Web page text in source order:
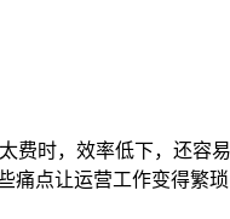
费时，效率低下，还容
痛点让运营工作变得繁